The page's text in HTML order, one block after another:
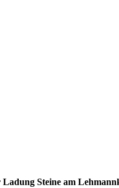
Steine am